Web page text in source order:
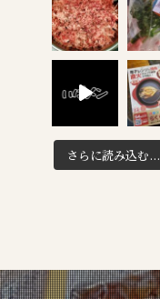
さらに読み込む...